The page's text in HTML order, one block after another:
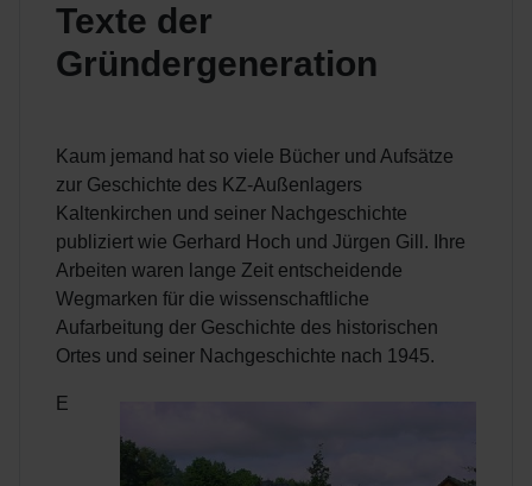
Texte der
Gründergeneration
Kaum jemand hat so viele Bücher und Aufsätze
zur Geschichte des KZ-Außenlagers
Kaltenkirchen und seiner Nachgeschichte
publiziert wie Gerhard Hoch und Jürgen Gill. Ihre
Arbeiten waren lange Zeit entscheidende
Wegmarken für die wissenschaftliche
Aufarbeitung der Geschichte des historischen
Ortes und seiner Nachgeschichte nach 1945.
E